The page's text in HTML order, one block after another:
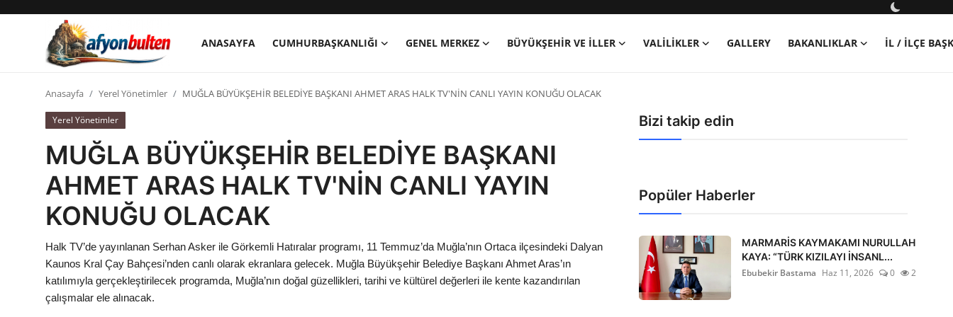
ANASAYFA CUMHURBAŞKANLIĞI GENEL MERKEZ BÜYÜKŞEHIR VE İLLER VALILIKLER GALLERY BAKANLIKLAR İL / İLÇE
Anasayfa
Cumhurbaşkanlığı
Genel Merkez
Büyükşehir ve İller
Gallery
Bakanlıklar
Anasayfa Yerel Yönetimler MUĞLA BÜYÜKŞEHİR BELEDİYE BAŞKANI AHMET ARAS HALK TV'NİN CANLI YAYIN KONUĞU OLACAK
Yerel Yönetimler
MUĞLA BÜYÜKŞEHİR BELEDİYE BAŞKANI
AHMET ARAS HALK TV'NİN CANLI YAYIN
KONUĞU OLACAK
Halk TV’de yayınlanan Serhan Asker ile Görkemli Hatıralar programı, 11 Temmuz’da Muğla’nın Ortaca ilçesindeki Dalyan
Kaunos Kral Çay Bahçesi’nden canlı olarak ekranlara gelecek. Muğla Büyükşehir Belediye Başkanı Ahmet Aras’ın
katılımıyla gerçekleştirilecek programda, Muğla’nın doğal güzellikleri, tarihi ve kültürel değerleri ile kente kazandırılan
çalışmalar ele alınacak.
Bizi takip edin
Popüler Haberler
MARMARİS KAYMAKAMI NURULLAH
KAYA: “TÜRK KIZILAYI İNSANL...
Ebubekir Bastama Haz 11, 2026 0 2